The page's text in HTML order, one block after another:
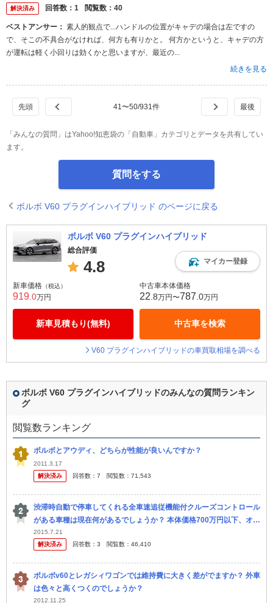
解決済み 回答数： 1 閲覧数： 40
ベストアンサー：
で、そこの不具合がなければ、何方も有りかと。 何方かというと、キャデの方
が運転は軽く小回りは効くかと思いますが、最近の...
続きを見る
41 〜50/931 件
「みんなの質問」はYahoo!知恵袋の「自動車」カテゴリとデータを共有してい
ます。
質問をする
ボルボ V60 プラグインハイブリッド のページに戻る
ボルボ V60 プラグインハイブリッド
総合評価
4.8 マイカー登録
新車価格 （税込）
919 .0万円
新車見積もり(無料)
中古車本体価格
22 .8万円〜787 .0万円
中古車を検索
V60 プラグインハイブリッドの車買取相場を調べる
ボルボ V60 プラグインハイブリッドのみんなの質問ランキン
グ
閲覧数ランキング
ボルボとアウディ、どちらが性能が良いんですか？
2011.3.17
解決済み
回答数： 7 閲覧数： 71,543
渋滞時自動で停車してくれる全車速追従機能付クルーズコントロール
がある車種は現在何があるでしょうか？ 本体価格700万円以下、オプ
ション設定可でお願いします。 ・アイサイト(Ver.3)搭載のス...
2015.7.21
解決済み
回答数： 3 閲覧数： 46,410
ボルボv60とレガシィワゴンでは維持費に大きく差がでますか？ 外車
は色々と高くつくのでしょうか？
2012.11.25